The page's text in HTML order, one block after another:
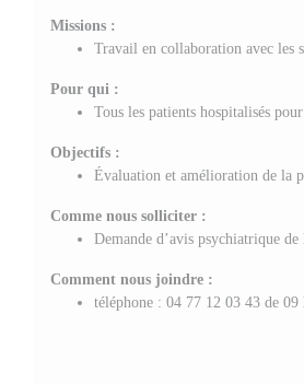
Missions :
Travail en collaboration avec les
Pour qui :
Tous les patients hospitalisés
Objectifs :
Évaluation et amélioration de la
Comme nous solliciter :
Demande d’avis psychiatrique
Comment nous joindre :
téléphone : 04 77 12 03 43 de 09